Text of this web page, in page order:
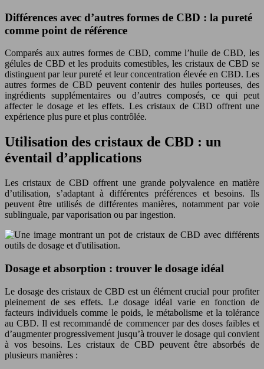
Différences avec d’autres formes de CBD : la pureté
comme point de référence
Comparés aux autres formes de CBD, comme l’huile de CBD, les
gélules de CBD et les produits comestibles, les cristaux de CBD se
distinguent par leur pureté et leur concentration élevée en CBD. Les
autres formes de CBD peuvent contenir des huiles porteuses, des
ingrédients supplémentaires ou d’autres composés, ce qui peut
affecter le dosage et les effets. Les cristaux de CBD offrent une
expérience plus pure et plus contrôlée.
Utilisation des cristaux de CBD : un
éventail d’applications
Les cristaux de CBD offrent une grande polyvalence en matière
d’utilisation, s’adaptant à différentes préférences et besoins. Ils
peuvent être utilisés de différentes manières, notamment par voie
sublinguale, par vaporisation ou par ingestion.
Dosage et absorption : trouver le dosage idéal
Le dosage des cristaux de CBD est un élément crucial pour profiter
pleinement de ses effets. Le dosage idéal varie en fonction de
facteurs individuels comme le poids, le métabolisme et la tolérance
au CBD. Il est recommandé de commencer par des doses faibles et
d’augmenter progressivement jusqu’à trouver le dosage qui convient
à vos besoins. Les cristaux de CBD peuvent être absorbés de
plusieurs manières :